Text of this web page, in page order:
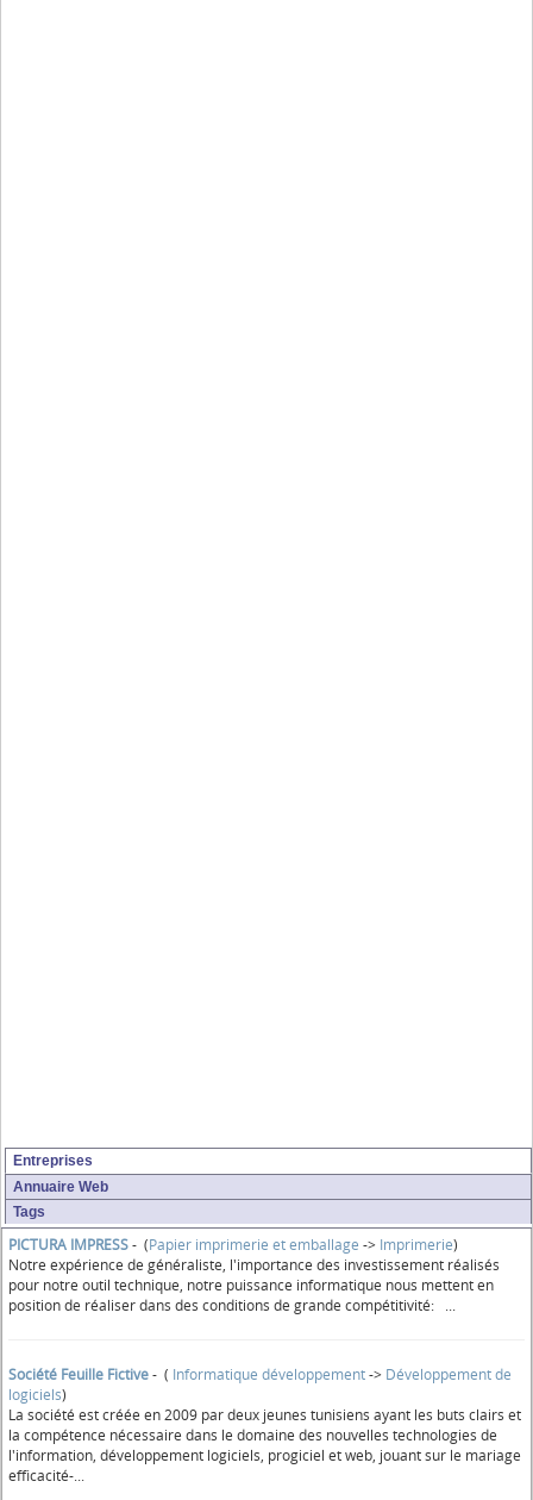
Entreprises
Annuaire Web
Tags
PICTURA IMPRESS- (Papier imprimerie et emballage -> Imprimerie)
Notre expérience de généraliste, l'importance des investissement réalisés
pour notre outil technique, notre puissance informatique nous mettent en
position de réaliser dans des conditions de grande compétitivité: ...
Société Feuille Fictive- ( Informatique développement-> Développement de
logiciels)
La société est créée en 2009 par deux jeunes tunisiens ayant les buts clairs et
la compétence nécessaire dans le domaine des nouvelles technologies de
l'information, développement logiciels, progiciel et web, jouant sur le mariage
efficacité-...